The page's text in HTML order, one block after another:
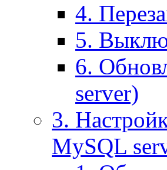
4.
5.
6.
server)
3.
MySQL